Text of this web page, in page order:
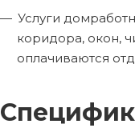
Услуги
коридора, окон,
оплачиваются